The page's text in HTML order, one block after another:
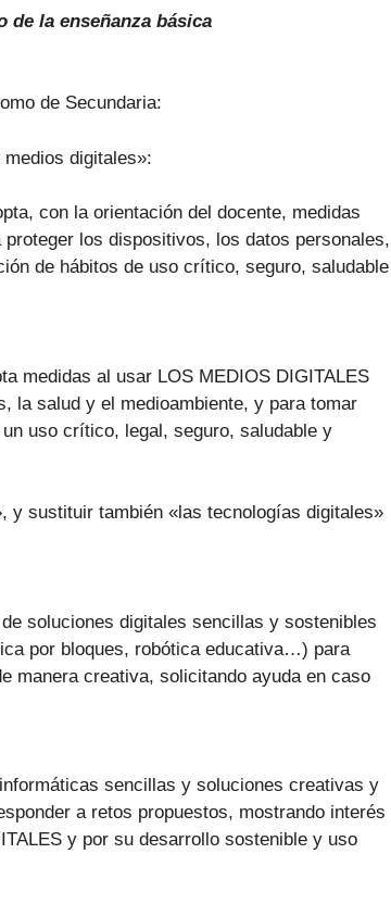
de la enseñanza básica
de Secundaria:
digitales»:
con la orientación del docente, medidas
los dispositivos, los datos personales,
de hábitos de uso crítico, seguro, saludable
medidas al usar LOS MEDIOS DIGITALES
la salud y el medioambiente, y para tomar
uso crítico, legal, seguro, saludable y
y sustituir también «las tecnologías digitales»
soluciones digitales sencillas y sostenibles
por bloques, robótica educativa…) para
manera creativa, solicitando ayuda en caso
sencillas y soluciones creativas y
a retos propuestos, mostrando interés
y por su desarrollo sostenible y uso